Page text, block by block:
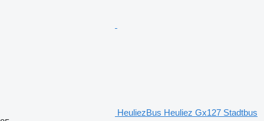
HeuliezBus Heuliez Gx127 Stadtbus